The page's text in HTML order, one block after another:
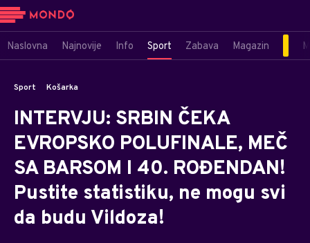
Naslovna Najnovije Info Sport Zabava Magazin
Sport Košarka
INTERVJU: SRBIN ČEKA
EVROPSKO POLUFINALE, MEČ
SA BARSOM I 40. ROĐENDAN!
Pustite statistiku, ne mogu svi
da budu Vildoza!